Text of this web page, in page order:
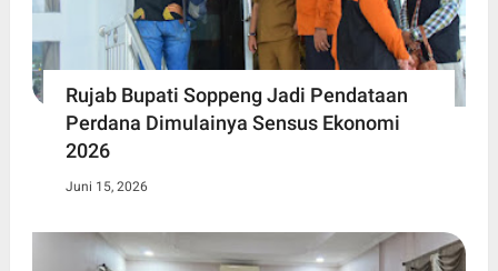
Rujab Bupati Soppeng Jadi Pendataan
Perdana Dimulainya Sensus Ekonomi
2026
Juni 15, 2026